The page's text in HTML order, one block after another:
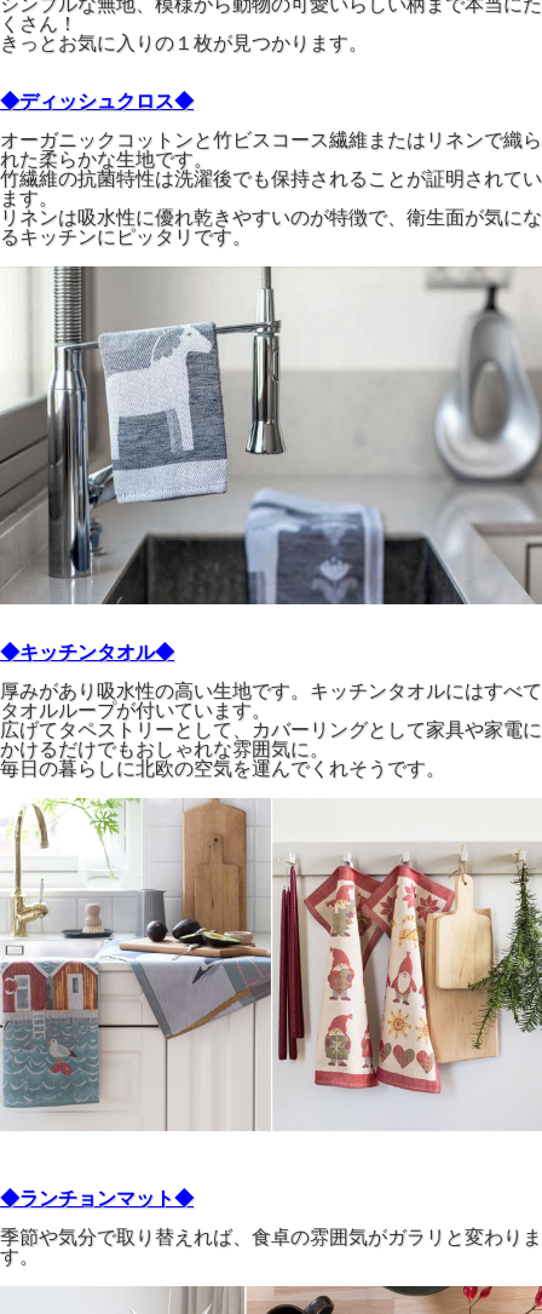
くさん！
きっとお気に入りの１枚が見つかります。
◆ディッシュクロス◆
オーガニックコットンと竹ビスコース繊維またはリネンで織ら
れた柔らかな生地です。
竹繊維の抗菌特性は洗濯後でも保持されることが証明されてい
ます。
リネンは吸水性に優れ乾きやすいのが特徴で、衛生面が気にな
るキッチンにピッタリです。
◆キッチンタオル◆
厚みがあり吸水性の高い生地です。キッチンタオルにはすべて
タオルループが付いています。
広げてタペストリーとして、カバーリングとして家具や家電に
かけるだけでもおしゃれな雰囲気に。
毎日の暮らしに北欧の空気を運んでくれそうです。
◆ランチョンマット◆
季節や気分で取り替えれば、食卓の雰囲気がガラリと変わりま
す。